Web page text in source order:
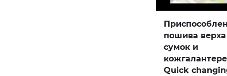
пошива
сумок и
Quick